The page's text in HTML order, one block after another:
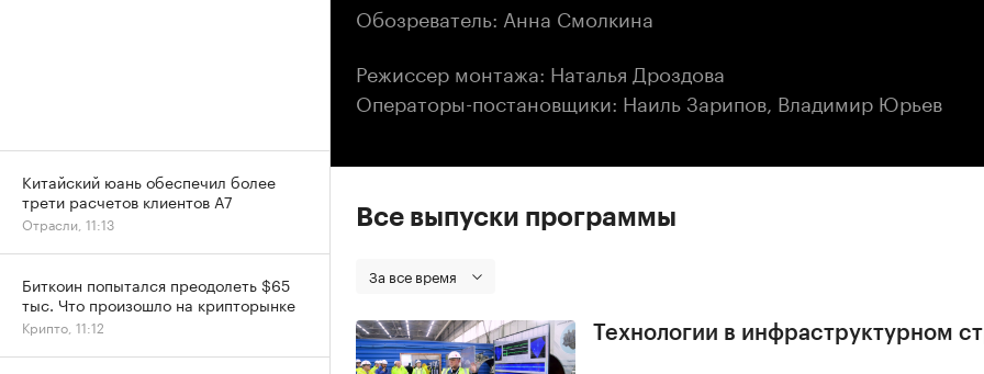
Обозреватель: Анна Смолкина
Режиссер монтажа: Наталья Дроздова
Операторы-постановщики: Наиль Зарипов, Владимир Юрьев
Все выпуски программы
За все время
Технологии в инфраструктурном
Китайский юань обеспечил более
трети расчетов клиентов А7
Отрасли, 11:13
Биткоин попытался преодолеть $65
тыс. Что произошло на крипторынке
Крипто, 11:12